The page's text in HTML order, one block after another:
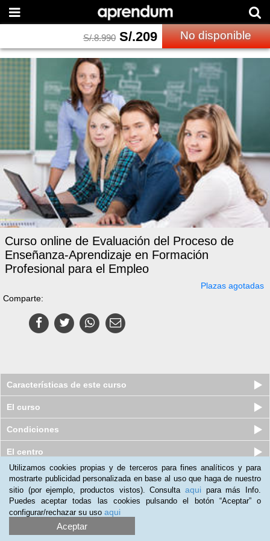
S/.8.990 S/.209 No disponible
Curso online de Evaluación del Proceso de
Enseñanza-Aprendizaje en Formación
Profesional para el Empleo
Plazas agotadas
Comparte:
Características de este curso
El curso
Condiciones
El centro
Pack de Cursos online de Formador
de Formadores
Plazas disponibles
Utilizamos cookies propias y de terceros para fines analíticos y para
mostrarte publicidad personalizada en base al uso que haga de nuestro
sitio (por ejemplo, productos vistos). Consulta aqui para más Info.
Puedes aceptar todas las cookies pulsando el botón “Aceptar” o
configurar/rechazar su uso aqui
Aceptar